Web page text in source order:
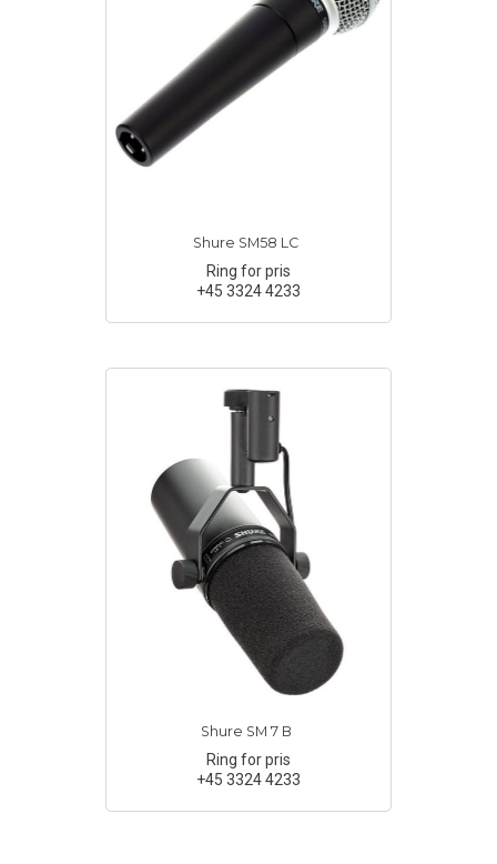
Shure SM58 LC
Ring for pris
+45 3324 4233
Shure SM 7 B
Ring for pris
+45 3324 4233